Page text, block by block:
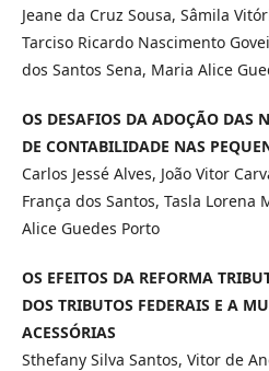
Jeane da Cruz Sousa, Sâmila
Tarciso Ricardo Nascimento
dos Santos Sena, Maria Alice
OS DESAFIOS DA ADOÇÃO DAS
DE CONTABILIDADE NAS
Carlos Jessé Alves, João Vitor
França dos Santos, Tasla Lorena
Alice Guedes Porto
OS EFEITOS DA REFORMA
DOS TRIBUTOS FEDERAIS E A
ACESSÓRIAS
Sthefany Silva Santos, Vitor de